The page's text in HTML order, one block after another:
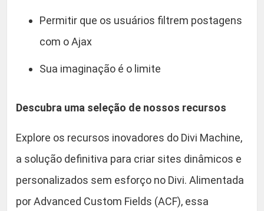
Permitir que os usuários filtrem postagens
com o Ajax
Sua imaginação é o limite
Descubra uma seleção de nossos recursos
Explore os recursos inovadores do Divi Machine,
a solução definitiva para criar sites dinâmicos e
personalizados sem esforço no Divi. Alimentada
por Advanced Custom Fields (ACF), essa